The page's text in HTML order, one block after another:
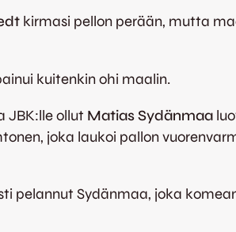
kirmasi pellon perään, mutta
kuitenkin ohi maalin.
JBK:lle ollut Matias Sydänmaa
joka laukoi pallon
pelannut Sydänmaa, joka